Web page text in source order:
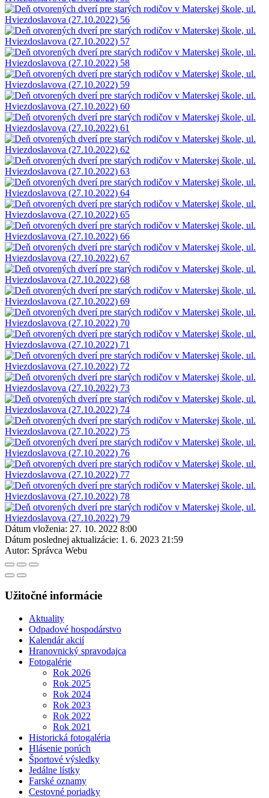
Dátum vloženia: 27. 10. 2022 8:00
Dátum poslednej aktualizácie: 1. 6. 2023 21:59
Autor: Správca Webu
Užitočné informácie
Aktuality
Odpadové hospodárstvo
Kalendár akcií
Hranovnický spravodajca
Fotogalérie
Rok 2026
Rok 2025
Rok 2024
Rok 2023
Rok 2022
Rok 2021
Historická fotogaléria
Hlásenie porúch
Športové výsledky
Jedálne lístky
Farské oznamy
Cestovné poriadky